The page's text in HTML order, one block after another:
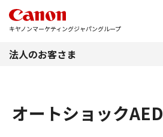
キヤノンマーケティングジャパングループ
法人のお客さま
オートショックAED